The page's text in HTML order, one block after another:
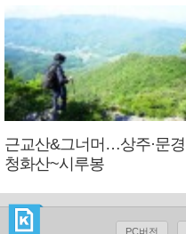
근교산&그너머…상주·문경
청화산~시루봉
PC버전